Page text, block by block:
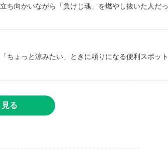
ち向かいながら「負けじ魂」を燃やし抜いた人だっ
ちょっと涼みたい」ときに頼りになる便利スポット
見る